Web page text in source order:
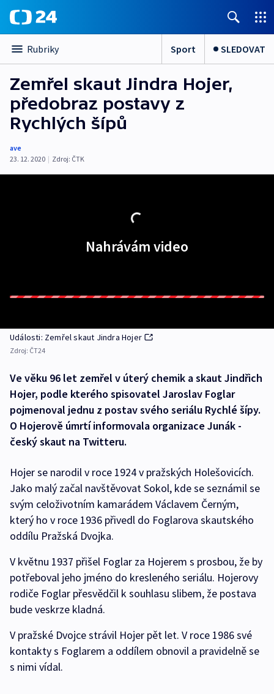
Rubriky Sport SLEDOVAT
Zemřel skaut Jindra Hojer,
předobraz postavy z
Rychlých šípů
ave
23. 12. 2020 | Zdroj: ČTK
Nahrávám video
Události: Zemřel skaut Jindra Hojer
Zdroj: ČT24
Ve věku 96 let zemřel v úterý chemik a skaut Jindřich
Hojer, podle kterého spisovatel Jaroslav Foglar
pojmenoval jednu z postav svého seriálu Rychlé šípy.
O Hojerově úmrtí informovala organizace Junák -
český skaut na Twitteru.
Hojer se narodil v roce 1924 v pražských Holešovicích.
Jako malý začal navštěvovat Sokol, kde se seznámil se
svým celoživotním kamarádem Václavem Černým,
který ho v roce 1936 přivedl do Foglarova skautského
oddílu Pražská Dvojka.
V květnu 1937 přišel Foglar za Hojerem s prosbou, že by
potřeboval jeho jméno do kresleného seriálu. Hojerovy
rodiče Foglar přesvědčil k souhlasu slibem, že postava
bude veskrze kladná.
V pražské Dvojce strávil Hojer pět let. V roce 1986 své
kontakty s Foglarem a oddílem obnovil a pravidelně se
s nimi vídal.